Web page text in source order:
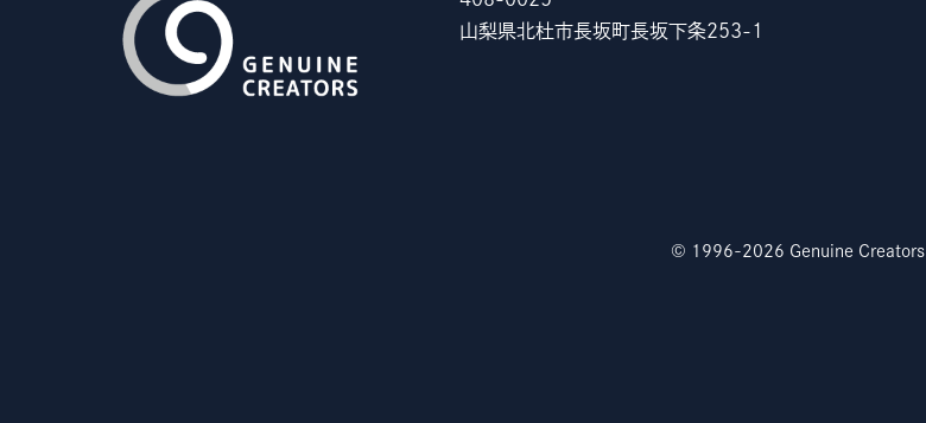
山梨県北杜市長坂町長坂下条253-1
© 1996-2026 Genuine Creators